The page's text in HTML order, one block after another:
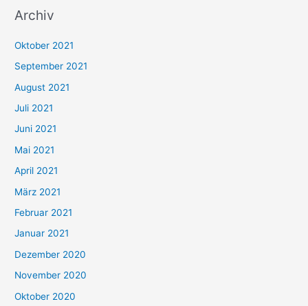
c
n
n
a
c
h
:
Archiv
Oktober 2021
September 2021
August 2021
Juli 2021
Juni 2021
Mai 2021
April 2021
März 2021
Februar 2021
Januar 2021
Dezember 2020
November 2020
Oktober 2020